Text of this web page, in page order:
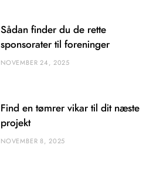
Sådan finder du de rette
sponsorater til foreninger
NOVEMBER 24, 2025
Find en tømrer vikar til dit næste
projekt
NOVEMBER 8, 2025